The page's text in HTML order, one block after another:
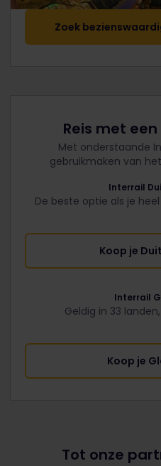
Zoek
Reis met
Met onderstaande
gebruikmaken van
Interrail
De beste optie als je
Koop je
Interrail
Geldig in 33
Koop je
Tot onze